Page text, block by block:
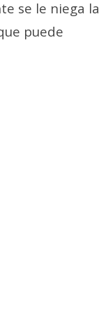
se le niega la
puede